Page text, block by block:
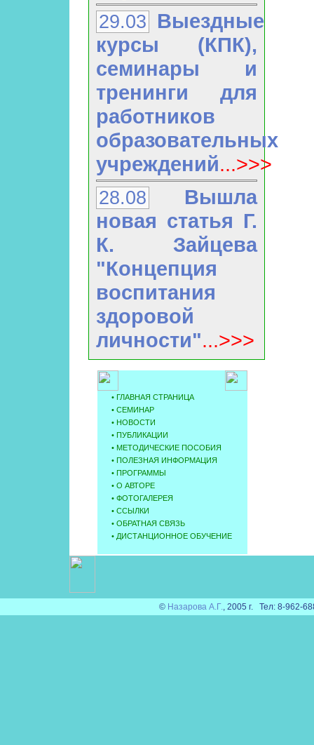
29.03 Выездные
курсы (КПК),
семинары и
тренинги для
работников
образовательных
учреждений...>>>
28.08
Вышла
новая статья Г.
К. Зайцева
"Концепция
воспитания
здоровой
личности"...>>>
• ГЛАВНАЯ СТРАНИЦА
• СЕМИНАР
• НОВОCТИ
• ПУБЛИКАЦИИ
• МЕТОДИЧЕСКИЕ ПОСОБИЯ
• ПОЛЕЗНАЯ ИНФОРМАЦИЯ
• ПРОГРАММЫ
• О АВТОРЕ
• ФОТОГАЛЕРЕЯ
• ССЫЛКИ
• ОБРАТНАЯ СВЯЗЬ
• ДИСТАНЦИОННОЕ ОБУЧЕНИЕ
© Назарова А.Г., 2005 г. Тел: 8-962-